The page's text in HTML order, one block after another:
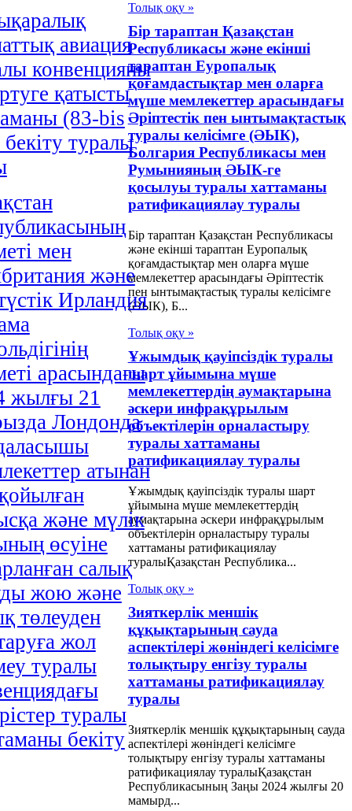
авиация
конвенцияны
қатысты
(83-bis
туралы
мен
және
Ирландия
арасындағы
жылғы 21
Лондонда
атынан
және мүлiк
өсуiне
салық
жою және
төлеуден
жол
туралы
туралы
бекiту
Толық оқу »
Бір тараптан Қазақстан
Республикасы және екінші
тараптан Еуропалық
қоғамдастықтар мен оларға
мүше мемлекеттер арасындағы
Әріптестік пен ынтымақтастық
туралы келісімге (ӘЫК),
Болгария Республикасы мен
Румынияның ӘЫК-ге
қосылуы туралы хаттаманы
ратификациялау туралы
Бір тараптан Қазақстан Республикасы
және екінші тараптан Еуропалық
қоғамдастықтар мен оларға мүше
мемлекеттер арасындағы Әріптестік
пен ынтымақтастық туралы келісімге
(ӘЫК), Б...
Толық оқу »
Ұжымдық қауіпсіздік туралы
шарт ұйымына мүше
мемлекеттердің аумақтарына
әскери инфрақұрылым
объектілерін орналастыру
туралы хаттаманы
ратификациялау туралы
Ұжымдық қауіпсіздік туралы шарт
ұйымына мүше мемлекеттердің
аумақтарына әскери инфрақұрылым
объектілерін орналастыру туралы
хаттаманы ратификациялау
туралыҚазақстан Республика...
Толық оқу »
Зияткерлік меншік
құқықтарының сауда
аспектілері жөніндегі келісімге
толықтыру енгізу туралы
хаттаманы ратификациялау
туралы
Зияткерлік меншік құқықтарының сауда
аспектілері жөніндегі келісімге
толықтыру енгізу туралы хаттаманы
ратификациялау туралыҚазақстан
Республикасының Заңы 2024 жылғы 20
мамырд...